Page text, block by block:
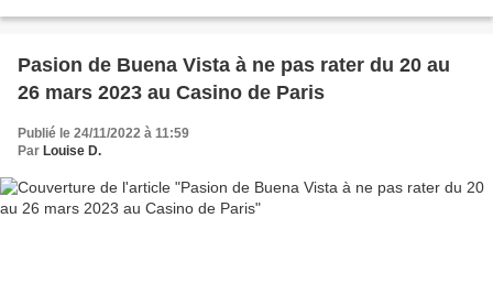
Pasion de Buena Vista à ne pas rater du 20 au
26 mars 2023 au Casino de Paris
Publié le 24/11/2022 à 11:59
Par Louise D.